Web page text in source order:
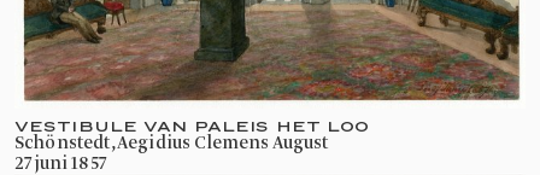
VESTIBULE VAN PALEIS HET LOO
Schönstedt, Aegidius Clemens August
27 juni 1857